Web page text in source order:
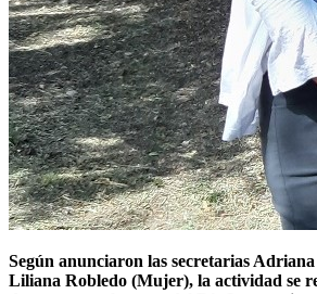
Según anunciaron las secretarias
Liliana Robledo (Mujer), la actividad se